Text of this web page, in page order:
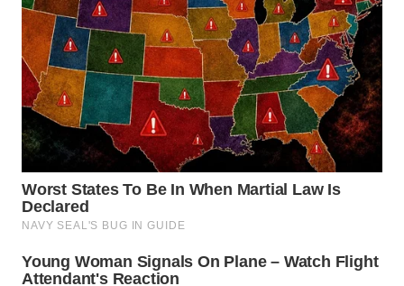
TINGGI
WN
PAKPAK
WN
KARAWANG
WN
BEKASI
WN
BOGOR